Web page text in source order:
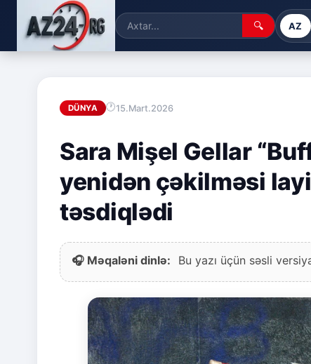
🔍 AZ
DÜNYA 15.Mart.2026
Sara Mişel Gellar
yenidən çəkilməsi
təsdiqlədi
🎧 Məqaləni dinlə: Bu yazı üçün səsli